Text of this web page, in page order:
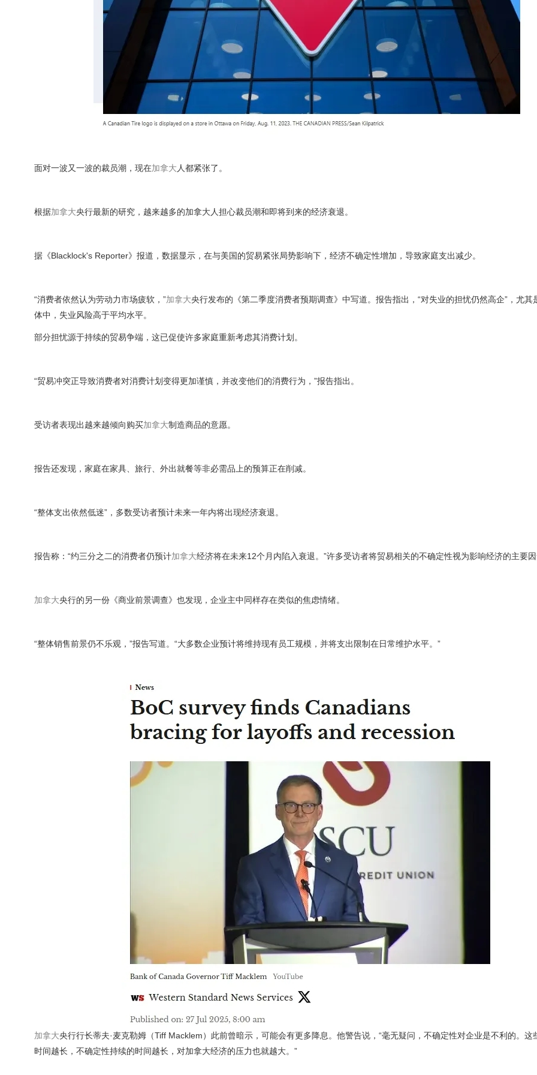
面对一波又一波的裁员潮，现在加拿大 人都紧张了。
根据加拿大央行最新的研究，越来越多的加拿大人担心裁员潮和即将到来的经济衰退。
据《Blacklock's Reporter》报道，数据显示，在与美国的贸易紧张局势影响下，经济不确定性增加，导致家庭支出减少。
“消费者依然认为劳动力市场疲软，”加拿大央行发布的《第二季度消费者预期调查》中写道。报告指出，“对失业的担忧仍然高企”，尤其
体中，失业风险高于平均水平。
部分担忧源于持续的贸易争端，这已促使许多家庭重新考虑其消费计划。
“贸易冲突正导致消费者对消费计划变得更加谨慎，并改变他们的消费行为，”报告指出。
受访者表现出越来越倾向购买加拿大制造商品的意愿。
报告还发现，家庭在家具、旅行、外出就餐等非必需品上的预算正在削减。
“整体支出依然低迷”，多数受访者预计未来一年内将出现经济衰退。
报告称：“约三分之二的消费者仍预计加拿大经济将在未来12个月内陷入衰退。”许多受访者将贸易相关的不确定性视为影响经济的主要因
加拿大央行的另一份《商业前景调查》也发现，企业主中同样存在类似的焦虑情绪。
“整体销售前景仍不乐观，”报告写道。“大多数企业预计将维持现有员工规模，并将支出限制在日常维护水平。”
加拿大央行行长蒂夫·麦克勒姆（Tiff Macklem）此前曾暗示，可能会有更多降息。他警告说，“毫无疑问，不确定性对企业是不利的。这
时间越长，不确定性持续的时间越长，对加拿大经济的压力也就越大。”